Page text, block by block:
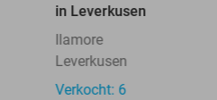
in Leverkusen
Ilamore
Leverkusen
Verkocht: 6